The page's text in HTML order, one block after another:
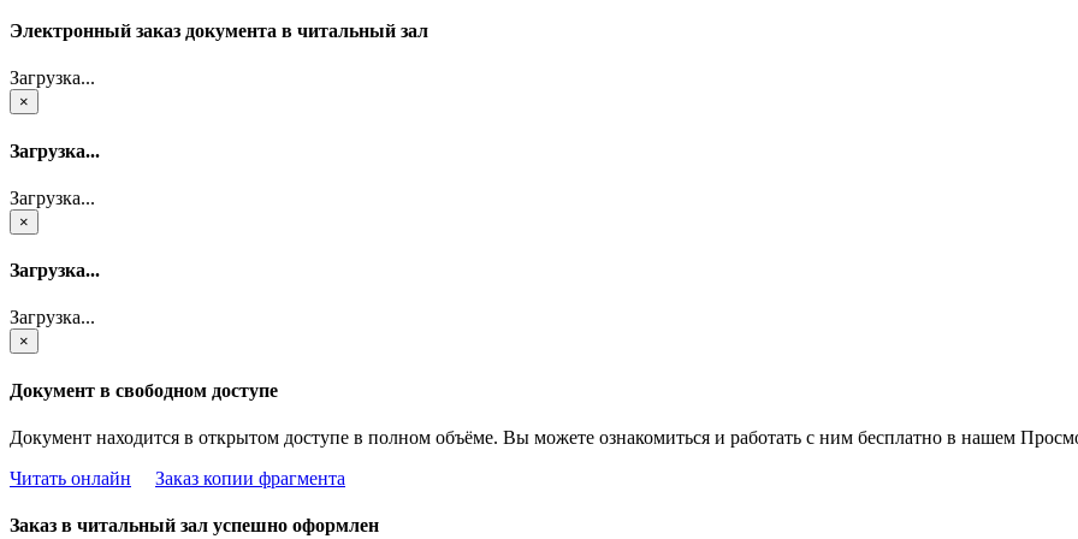
Электронный заказ документа в читальный зал
Загрузка...
×
Загрузка...
Загрузка...
×
Загрузка...
Загрузка...
×
Документ в свободном доступе
Документ находится в открытом доступе в полном объёме. Вы можете ознакомиться и работать с ним бесплатно в нашем
Читать онлайн
Заказ копии фрагмента
Заказ в читальный зал успешно оформлен